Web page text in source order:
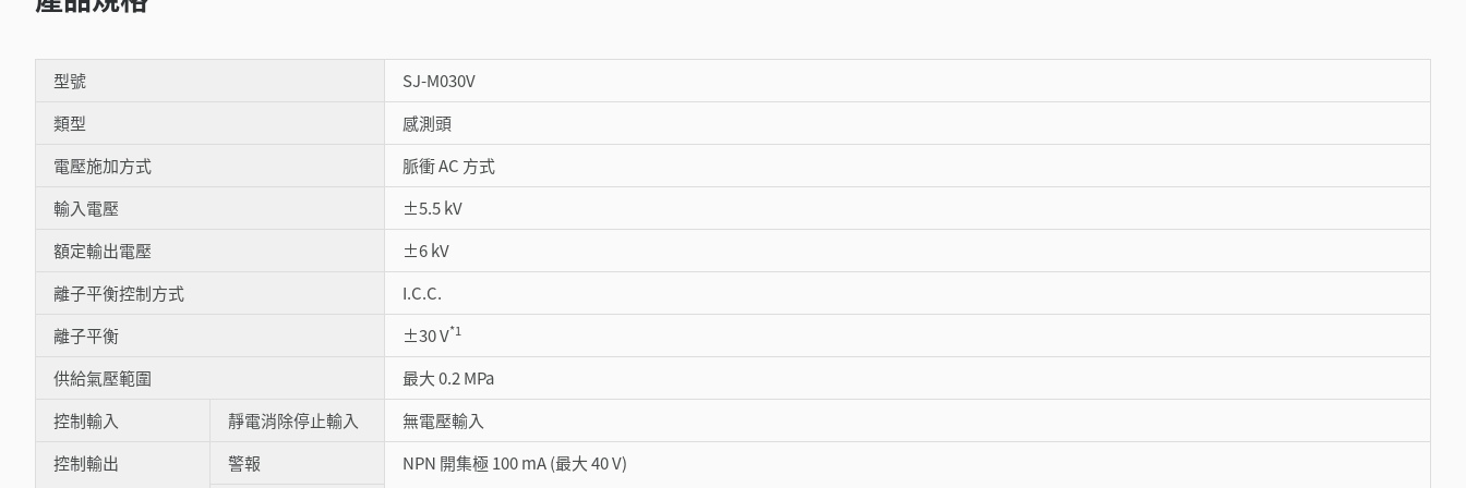
型號
SJ-M030V
類型
感測頭
電壓施加方式
脈衝 AC 方式
輸入電壓
±5.5 kV
額定輸出電壓
±6 kV
離子平衡控制方式
I.C.C.
離子平衡
±30 V*1
供給氣壓範圍
最大 0.2 MPa
控制輸入
靜電消除停止輸入
無電壓輸入
控制輸出
警報
NPN 開集極 100 mA (最大 40 V)